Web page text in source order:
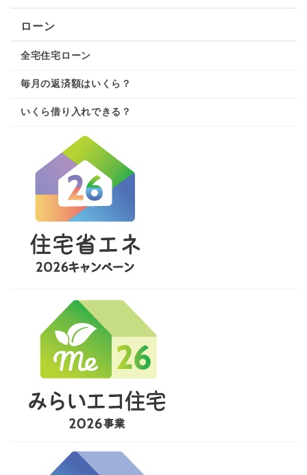
ローン
全宅住宅ローン
毎月の返済額はいくら？
いくら借り入れできる？